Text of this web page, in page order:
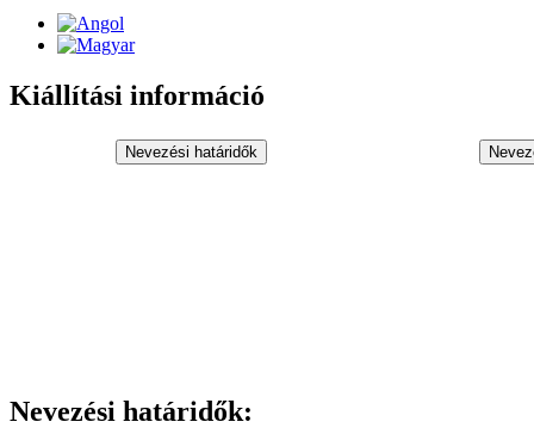
Kiállítási információ
Nevezési határidők: